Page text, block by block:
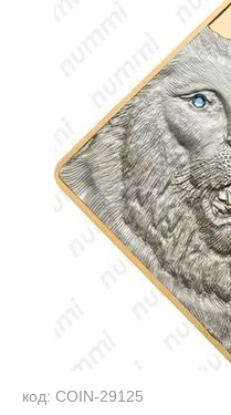
код: COIN-29125